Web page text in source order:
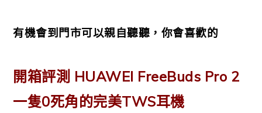
有機會到門市可以親自聽聽，你會喜歡的
開箱評測 HUAWEI FreeBuds Pro 2
一隻0死角的完美TWS耳機